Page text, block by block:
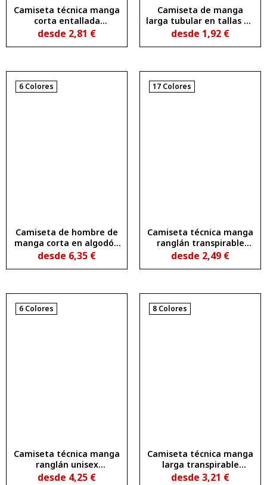
Camiseta técnica manga
corta entallada
transpirable IMOLA
WOMAN
desde 2,81 €
Camiseta de manga
larga tubular en tallas de
adulto y costuras
laterales en tallas de
desde 1,92 €
6 Colores
Camiseta de hombre de
manga corta en algodón
peinado efecto lavado
CORGI
desde 6,35 €
17 Colores
Camiseta técnica manga
ranglán transpirable
MONTECARLO
desde 2,49 €
6 Colores
Camiseta técnica manga
ranglán unisex
transpirable SEPANG
desde 4,25 €
8 Colores
Camiseta técnica manga
larga transpirable
ESTORIL L/S
desde 3,21 €